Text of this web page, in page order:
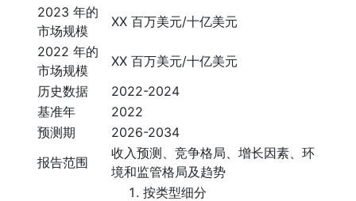
2023 年的
市场规模
XX 百万美元/十亿美元
2022 年的
市场规模
XX 百万美元/十亿美元
历史数据
2022-2024
基准年
2022
预测期
2026-2034
报告范围
收入预测、竞争格局、增长因素、环
境和监管格局及趋势
按类型细分